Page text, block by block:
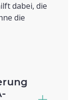
dabei, die
die